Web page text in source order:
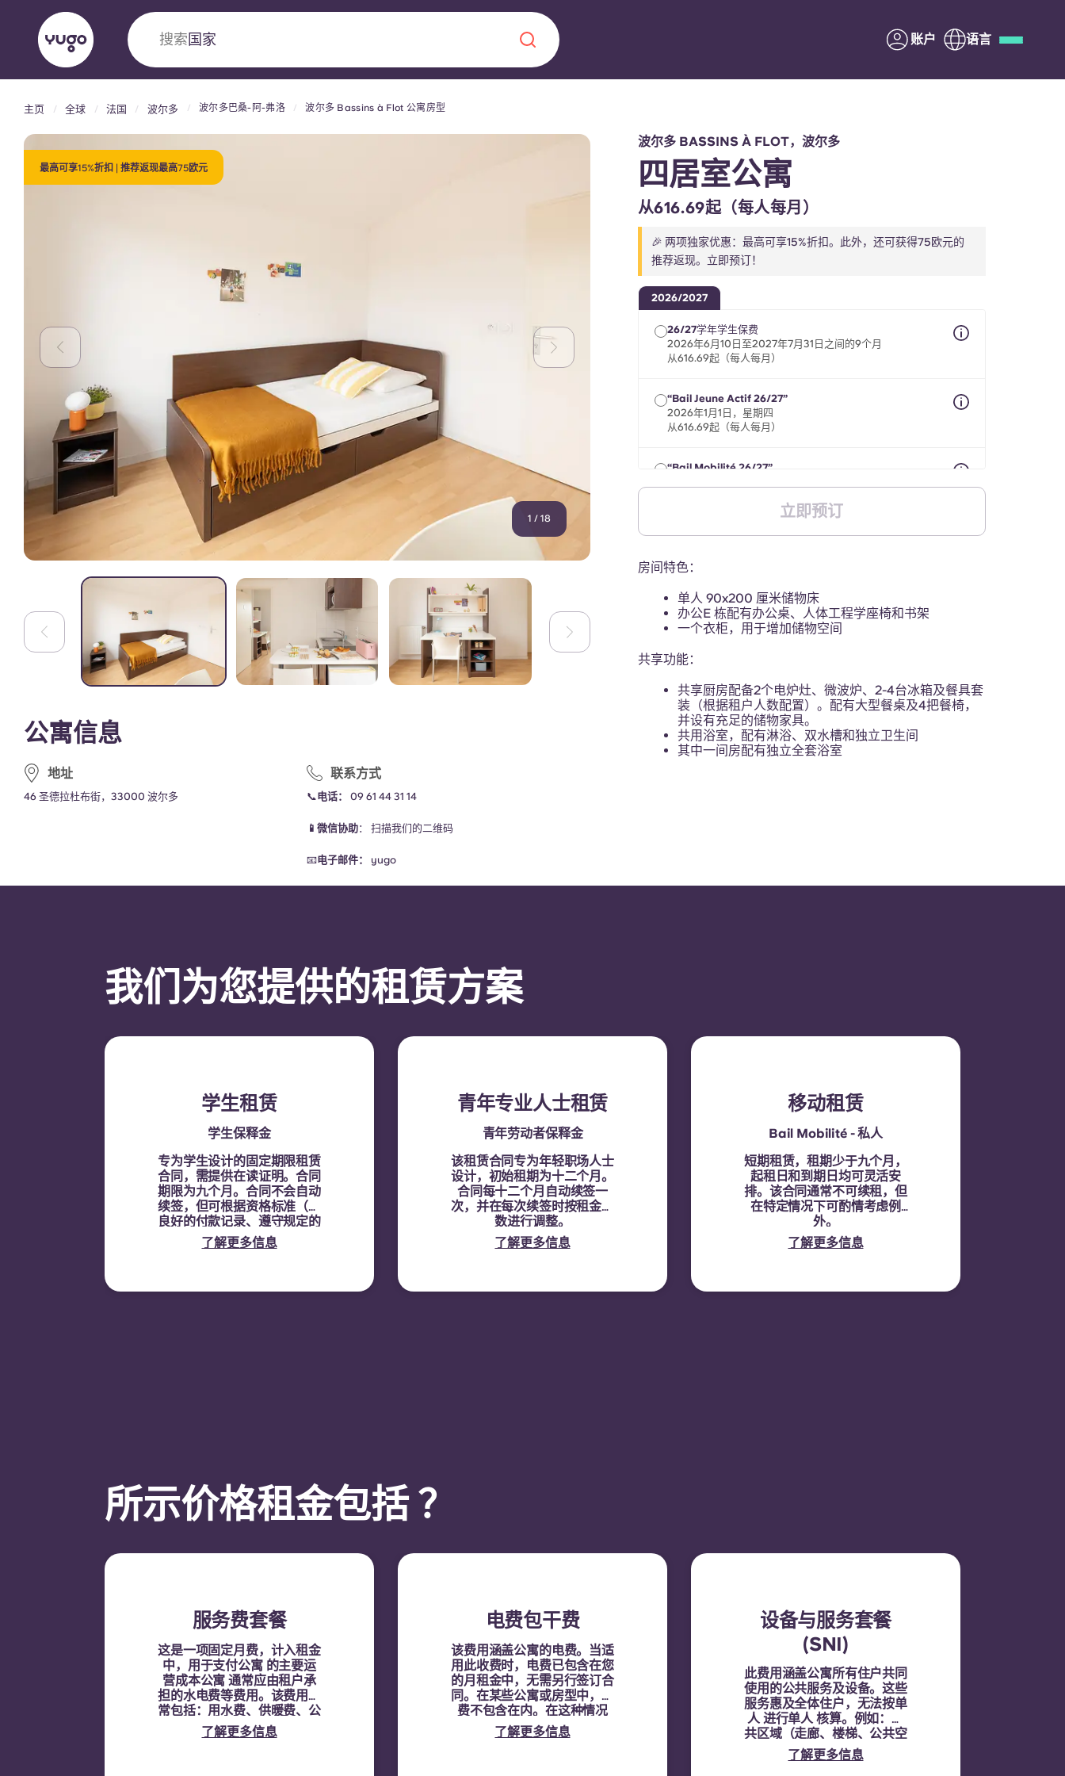
搜索大学 账户 语言
关于我们地点更多
Yugo与VCARB的开创性合作，激发创新精神，点燃雄心壮志，缔造难
与Yugo合作
常见问题解答
English (GB)
Portuguese
主页 全球 法国 波尔多 波尔多巴桑-阿-弗洛 波尔多 Bassins à Flot 公寓房型
最高可享15%折扣 | 推荐返现最高75欧元
1 / 18
公寓信息
地址
46 圣德拉杜布街，33000 波尔多
联系方式
📞电话：09 61 44 31 14
📱微信协助：扫描我们的二维码
📧电子邮件： yugo
波尔多 BASSINS À FLOT，波尔多
四居室公寓
从616.69起（每人每月）
🎉 两项独家优惠：最高可享15%折扣。此外，还可获得75欧元的
推荐返现。立即预订！
2026/2027
26/27学年学生保费
2026年6月10日至2027年7月31日之间的9个月
从616.69起（每人每月）
“Bail Jeune Actif 26/27”
2026年1月1日，星期四
从616.69起（每人每月）
“Bail Mobilité 26/27”
立即预订
房间特色：
单人 90x200 厘米储物床
办公E 栋配有办公桌、人体工程学座椅和书架
一个衣柜，用于增加储物空间
共享功能：
共享厨房配备2个电炉灶、微波炉、2-4台冰箱及餐具套
装（根据租户人数配置）。配有大型餐桌及4把餐椅，
并设有充足的储物家具。
共用浴室，配有淋浴、双水槽和独立卫生间
其中一间房配有独立全套浴室
我们为您提供的租赁方案
学生租赁
学生保释金
专为学生设计的固定期限租赁
合同，需提供在读证明。合同
期限为九个月。合同不会自动
续签，但可根据资格标准（如
良好的付款记录、遵守规定的
行为以及房间空置情况）通过
签订新合同进行续租。
了解更多信息
青年专业人士租赁
青年劳动者保释金
该租赁合同专为年轻职场人士
设计，初始租期为十二个月。
合同每十二个月自动续签一
次，并在每次续签时按租金指
数进行调整。
了解更多信息
移动租赁
Bail Mobilité - 私人
短期租赁，租期少于九个月，
起租日和到期日均可灵活安
排。该合同通常不可续租，但
在特定情况下可酌情考虑例
外。
了解更多信息
所示价格租金包括 ？
服务费套餐
这是一项固定月费，计入租金
中，用于支付公寓 的主要运
营成本公寓 通常应由租户承
担的水电费等费用。该费用通
常包括：用水费、供暖费、公
共区域相关费用以及其他公寓
费用。
了解更多信息
电费包干费
该费用涵盖公寓的电费。当适
用此收费时，电费已包含在您
的月租金中，无需另行签订合
同。在某些公寓或房型中，电
费不包含在内。在这种情况
下，租户必须使用公寓的电表
号，直接与供电方签订电费合
了解更多信息
设备与服务套餐
(SNI)
此费用涵盖公寓所有住户共同
使用的公共服务及设备。这些
服务惠及全体住户，无法按单
人 进行单人 核算。例如：公
共区域（走廊、楼梯、公共空
间）的清洁、公共区域的照
明、电梯维护、庭院或户外
了解更多信息